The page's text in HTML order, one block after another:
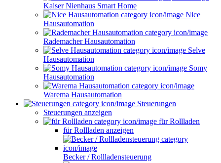
Kaiser Nienhaus Smart Home
Nice
Hausautomation
Rademacher Hausautomation
Selve
Hausautomation
Somy
Hausautomation
Warema Hausautomation
Steuerungen
Steuerungen anzeigen
für Rollladen
für Rollladen anzeigen
Becker / Rollladensteuerung